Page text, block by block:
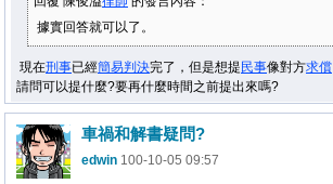
據實回答就可以了。
現在刑事已經簡易判決完了，但是想提 民事像對方求償
請問可以提什麼?要再什麼時間之前提出來嗎?
車禍和解書疑問?
edwin 100-10-05 09:57